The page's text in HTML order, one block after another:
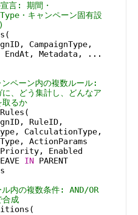
言: 期間・
・キャンペーン固有設
Metadata, ...
ペーン内の複数ルール:
、どう集計し、どんなア
取るか
CalculationType,
Priority, Enabled
IN PARENT
内の複数条件: AND/OR
合成